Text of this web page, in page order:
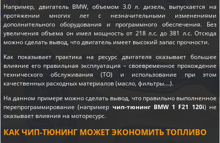
Например, двигатель BMW, объемом 3.0 л. дизель, выпускается на
протяжении многих лет с незначительными изменениями
дополнительного оборудования и программного обеспечения. Без
увеличения объема он имел мощность от 218 л.с. до 381 л.с. Отсюда
можно сделать вывод, что двигатель имеет высокий запас прочности.
Как показывает практика на ресурс двигателя оказывает большее
влияние его правильная эксплуатация – своевременное прохождение
технического обслуживания (ТО) и использование при этом
качественных расходных материалов (масло, фильтры….).
На данном примере можно сделать вывод, что правильно выполненное
перепрограммирование (например чип-тюнинг BMW 1 F21 120i) не
оказывает влияния на моторесурс.
КАК ЧИП-ТЮНИНГ МОЖЕТ ЭКОНОМИТЬ ТОПЛИВО